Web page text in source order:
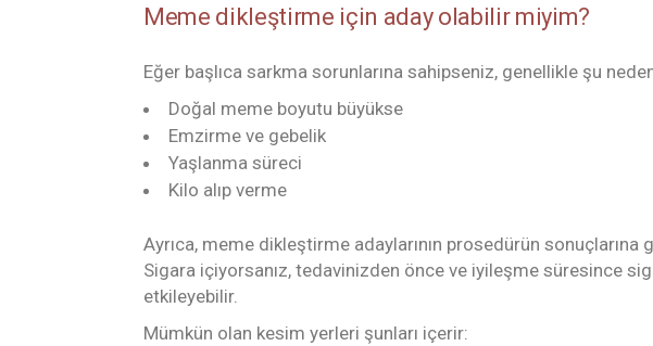
Meme dikleştirme için aday olabilir miyim?
Eğer başlıca sarkma sorunlarına sahipseniz, genellikle şu
Doğal meme boyutu büyükse
Emzirme ve gebelik
Yaşlanma süreci
Kilo alıp verme
Ayrıca, meme dikleştirme adaylarının prosedürün
Sigara içiyorsanız, tedavinizden önce ve iyileşme süresince
etkileyebilir.
Mümkün olan kesim yerleri şunları içerir: